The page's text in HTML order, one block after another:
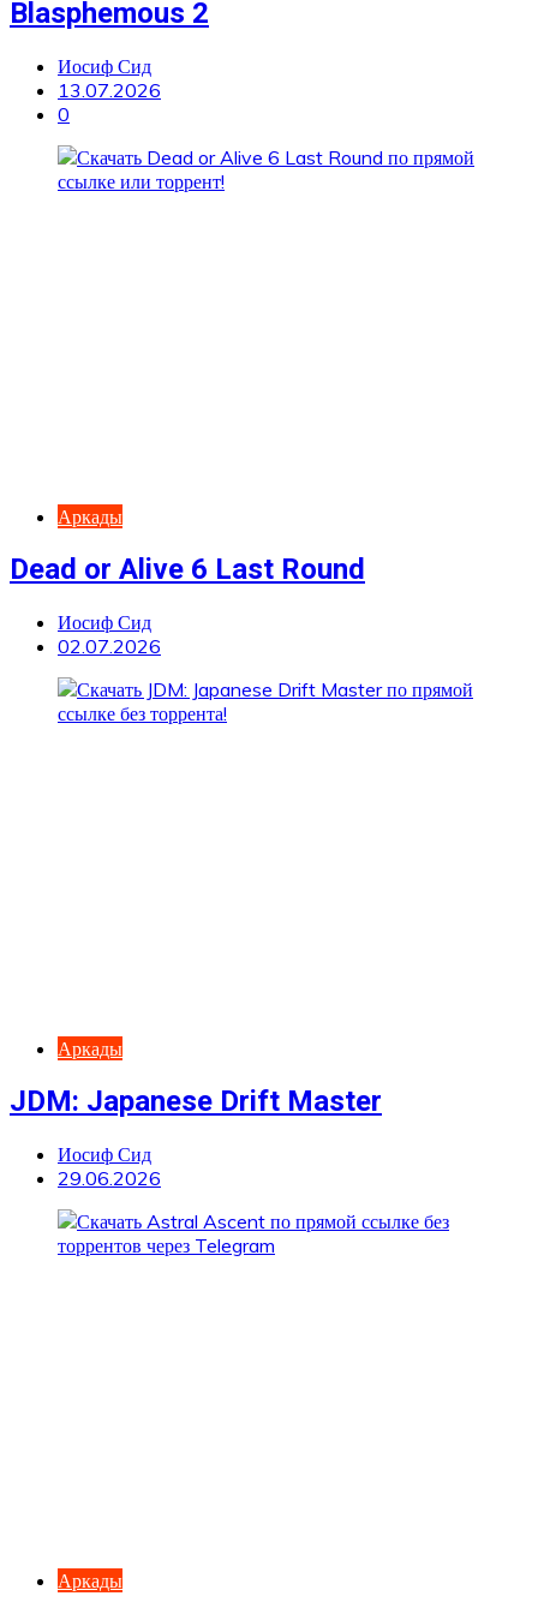
Blasphemous 2
Иосиф Сид
13.07.2026
0
Аркады
Dead or Alive 6 Last Round
Иосиф Сид
02.07.2026
Аркады
JDM: Japanese Drift Master
Иосиф Сид
29.06.2026
Аркады